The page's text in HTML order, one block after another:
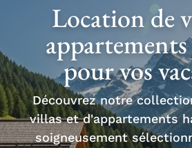
Location de
pour vos
Découvrez notre
villas et d'appartements
soigneusement